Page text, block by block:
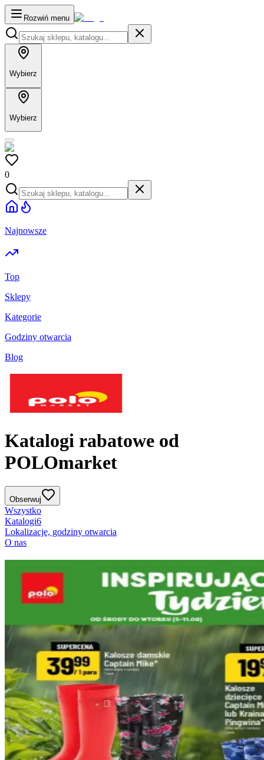
Rozwiń menu
Wybierz
Wybierz
0
Najnowsze
Top
Sklepy
Kategorie
Godziny otwarcia
Blog
Katalogi rabatowe od
POLOmarket
Obserwuj
Wszystko
Katalogi6
Lokalizacje, godziny otwarcia
O nas